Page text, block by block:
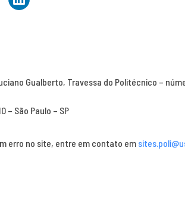
Gualberto, Travessa do Politécnico –
– São Paulo – SP
erro no site, entre em contato em